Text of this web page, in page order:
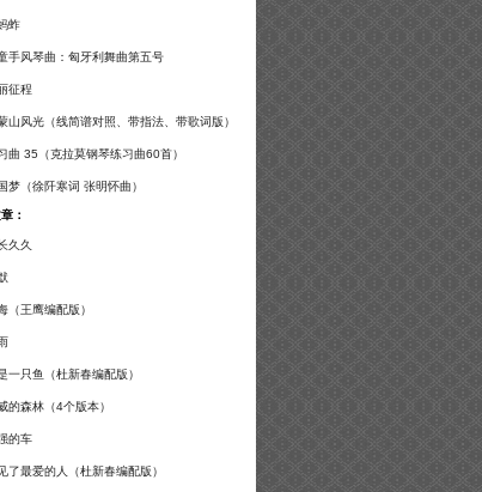
蚱
手风琴曲：匈牙利舞曲第五号
征程
山风光（线简谱对照、带指法、带歌词版）
曲 35（克拉莫钢琴练习曲60首）
梦（徐阡寒词 张明怀曲）
：
久久
（王鹰编配版）
一只鱼（杜新春编配版）
的森林（4个版本）
的车
了最爱的人（杜新春编配版）